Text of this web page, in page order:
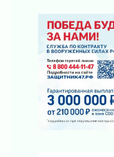
просится
03 августа 2026
подняли
03 августа 2026
Шесть новых
03 августа 2026